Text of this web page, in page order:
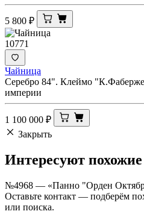
5 800 ₽
10771
Чайница
Серебро 84". Клеймо
империи
1 100 000 ₽
Закрыть
Интересуют похожие
№4968 — «Панно "Орден
Оставьте контакт — подберём
или поиска.